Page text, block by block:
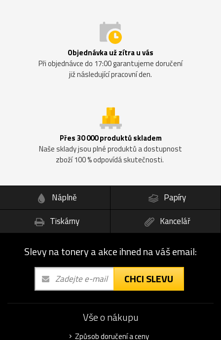
Objednávka už zítra u vás
Při objednávce do 17:00 garantujeme doručení
již následující pracovní den.
Přes 30 000 produktů skladem
Naše sklady jsou plné produktů a dostupnost
zboží 100 % odpovídá skutečnosti.
Náplně
Papíry
Tiskárny
Kancelář
Slevy na tonery a akce ihned na váš email:
CHCI SLEVU
Vše o nákupu
Způsob doručení a ceny